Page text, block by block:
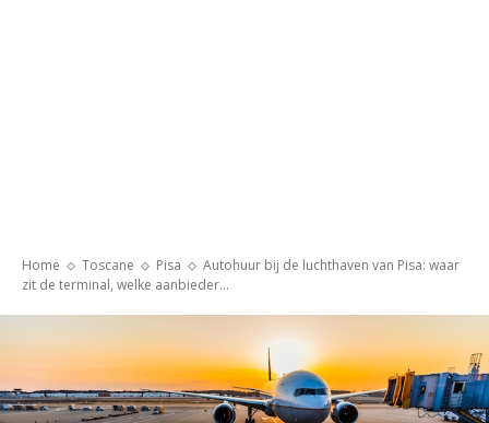
Home Toscane Pisa
Autohuur bij de luchthaven van Pisa: waar
zit de terminal, welke aanbieder...